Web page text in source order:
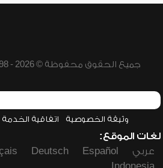
جميع الحقوق محفوظة © 2026 - 1998 لشبكة إسلام ويب
وثيقة الخصوصية اتفاقية الخدمة
لغات الموقع:
عربي
Español
Deutsch